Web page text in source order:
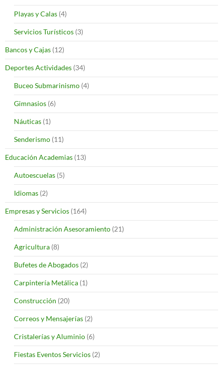
Playas y Calas (4)
Servicios Turísticos (3)
Bancos y Cajas (12)
Deportes Actividades (34)
Buceo Submarinismo (4)
Gimnasios (6)
Náuticas (1)
Senderismo (11)
Educación Academias (13)
Autoescuelas (5)
Idiomas (2)
Empresas y Servicios (164)
Administración Asesoramiento (21)
Agricultura (8)
Bufetes de Abogados (2)
Carpintería Metálica (1)
Construcción (20)
Correos y Mensajerías (2)
Cristalerías y Aluminio (6)
Fiestas Eventos Servicios (2)